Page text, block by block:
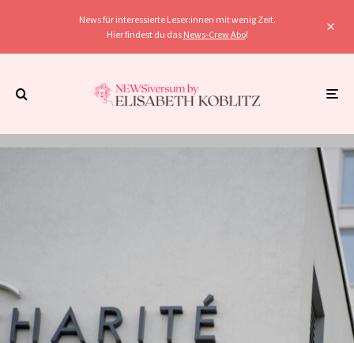
News für interessierte Leser:innen mit wenig Zeit.
Hier findest du das News-Crew Abo!